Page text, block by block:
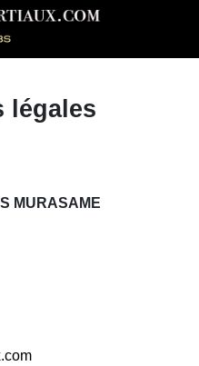
légales
MURASAME